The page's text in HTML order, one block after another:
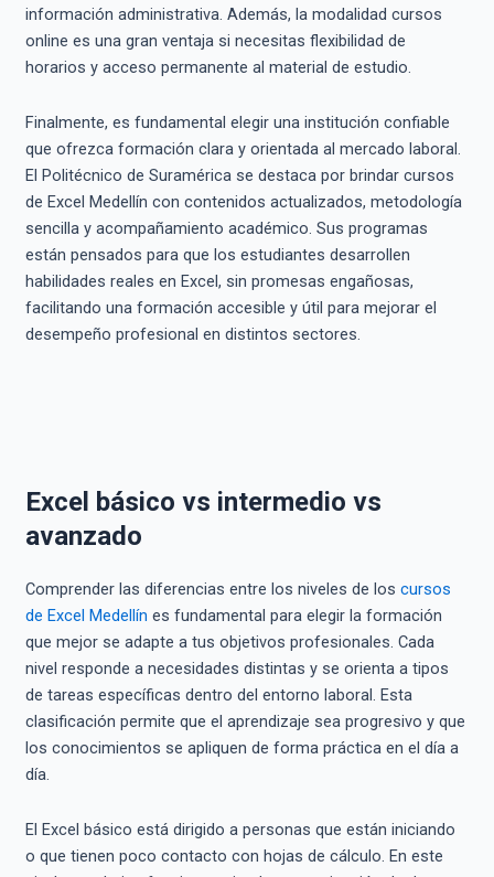
información administrativa. Además, la modalidad cursos
online es una gran ventaja si necesitas flexibilidad de
horarios y acceso permanente al material de estudio.
Finalmente, es fundamental elegir una institución confiable
que ofrezca formación clara y orientada al mercado laboral.
El Politécnico de Suramérica se destaca por brindar cursos
de Excel Medellín con contenidos actualizados, metodología
sencilla y acompañamiento académico. Sus programas
están pensados para que los estudiantes desarrollen
habilidades reales en Excel, sin promesas engañosas,
facilitando una formación accesible y útil para mejorar el
desempeño profesional en distintos sectores.
Excel básico vs intermedio vs
avanzado
Comprender las diferencias entre los niveles de los cursos
de Excel Medellín es fundamental para elegir la formación
que mejor se adapte a tus objetivos profesionales. Cada
nivel responde a necesidades distintas y se orienta a tipos
de tareas específicas dentro del entorno laboral. Esta
clasificación permite que el aprendizaje sea progresivo y que
los conocimientos se apliquen de forma práctica en el día a
día.
El Excel básico está dirigido a personas que están iniciando
o que tienen poco contacto con hojas de cálculo. En este